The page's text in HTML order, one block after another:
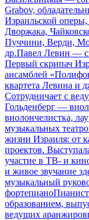
Grabov,
Израильской
Дворжака,
Пуччини, Верди,
др.Павел Левин —
Первый скрипач
ансамблей
квартета Левина и
Сотрудничает с
Гольденберг —
виолончелистка,
музыкальных
жизни Израиля: от
проектов.
участие в ТВ- и
и живое звучание
музыкальный
образованием,
ведущих